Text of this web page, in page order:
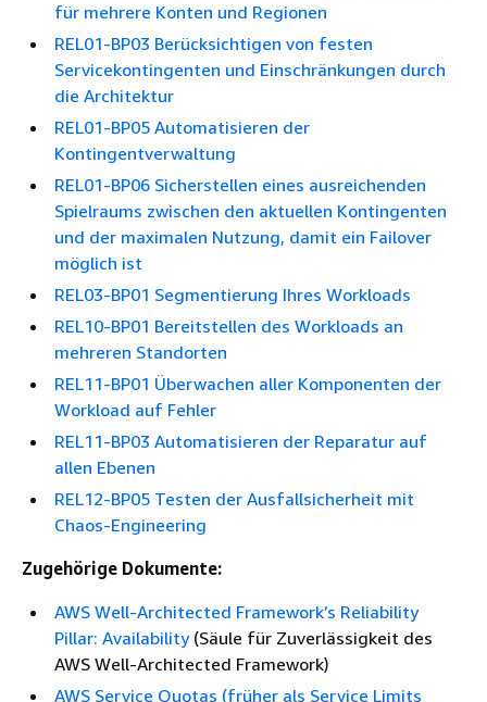
für mehrere Konten und Regionen
REL01-BP03 Berücksichtigen von festen
Servicekontingenten und Einschränkungen durch
die Architektur
REL01-BP05 Automatisieren der
Kontingentverwaltung
REL01-BP06 Sicherstellen eines ausreichenden
Spielraums zwischen den aktuellen Kontingenten
und der maximalen Nutzung, damit ein Failover
möglich ist
REL03-BP01 Segmentierung Ihres Workloads
REL10-BP01 Bereitstellen des Workloads an
mehreren Standorten
REL11-BP01 Überwachen aller Komponenten der
Workload auf Fehler
REL11-BP03 Automatisieren der Reparatur auf
allen Ebenen
REL12-BP05 Testen der Ausfallsicherheit mit
Chaos-Engineering
Zugehörige Dokumente:
AWS Well-Architected Framework’s Reliability
Pillar: Availability (Säule für Zuverlässigkeit des
AWS Well-Architected Framework)
AWS Service Quotas (früher als Service Limits